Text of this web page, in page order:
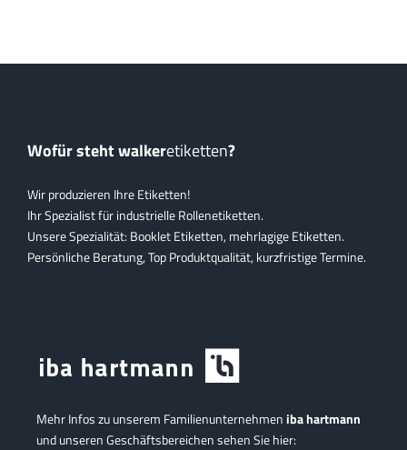
Wofür steht walkeretiketten?
Wir produzieren Ihre Etiketten!
Ihr Spezialist für industrielle Rollenetiketten.
Unsere Spezialität: Booklet Etiketten, mehrlagige Etiketten.
Persönliche Beratung, Top Produktqualität, kurzfristige Termine.
Mehr Infos zu unserem Familienunternehmeniba hartmann
und unseren Geschäftsbereichen sehen Sie hier: